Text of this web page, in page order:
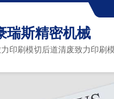
瑞斯精密机械
印刷模切后道清废致力印刷